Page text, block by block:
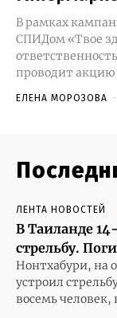
В рамках
СПИДом «Твое
проводит акцию
ЕЛЕНА МОРОЗОВА -
ЛЕНТА НОВОСТЕЙ
В Таиланде
стрельбу.
Нонтхабури, на
устроил
восемь человек,